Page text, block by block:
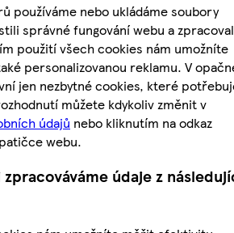
používáme nebo ukládáme soubory
správné fungování webu a
použití všech cookies nám umožníte
personalizovanou reklamu. V
jen nezbytné cookies, které
můžete kdykoliv změnit v
údajů nebo kliknutím na odkaz
webu.
údaje z